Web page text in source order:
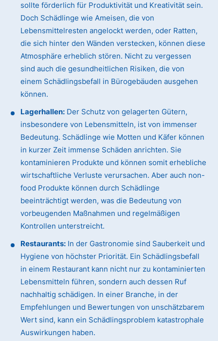
sollte förderlich für Produktivität und Kreativität sein.
Doch Schädlinge wie Ameisen, die von
Lebensmittelresten angelockt werden, oder Ratten,
die sich hinter den Wänden verstecken, können diese
Atmosphäre erheblich stören. Nicht zu vergessen
sind auch die gesundheitlichen Risiken, die von
einem Schädlingsbefall in Bürogebäuden ausgehen
können.
Lagerhallen: Der Schutz von gelagerten Gütern,
insbesondere von Lebensmitteln, ist von immenser
Bedeutung. Schädlinge wie Motten und Käfer können
in kurzer Zeit immense Schäden anrichten. Sie
kontaminieren Produkte und können somit erhebliche
wirtschaftliche Verluste verursachen. Aber auch non-
food Produkte können durch Schädlinge
beeinträchtigt werden, was die Bedeutung von
vorbeugenden Maßnahmen und regelmäßigen
Kontrollen unterstreicht.
Restaurants: In der Gastronomie sind Sauberkeit und
Hygiene von höchster Priorität. Ein Schädlingsbefall
in einem Restaurant kann nicht nur zu kontaminierten
Lebensmitteln führen, sondern auch dessen Ruf
nachhaltig schädigen. In einer Branche, in der
Empfehlungen und Bewertungen von unschätzbarem
Wert sind, kann ein Schädlingsproblem katastrophale
Auswirkungen haben.